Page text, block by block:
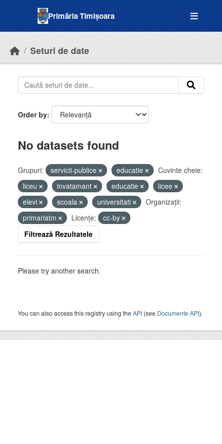
Primăria Timișoara
Seturi de date
Order by
No datasets found
Grupuri: servicii-publice educatie
Cuvinte cheie:
liceu
invatamant educatie
licee
elevi
scoala universitati
Organizații:
primariatm
Licenţe:
cc-by
Filtrează Rezultatele
Please try another search.
You can also access this registry using theAPI (see Documente API).